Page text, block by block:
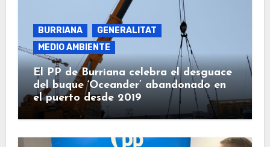
BURRIANA
GENERALITAT
MEDIO AMBIENTE
El PP de Burriana celebra el desguace
del buque ‘Oceander’ abandonado en
el puerto desde 2019